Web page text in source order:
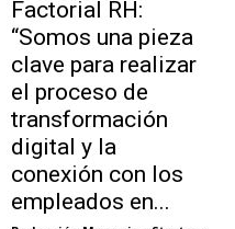
Factorial RH:
“Somos una pieza
clave para realizar
el proceso de
transformación
digital y la
conexión con los
empleados en...